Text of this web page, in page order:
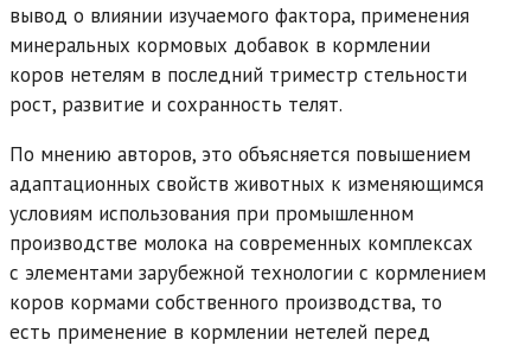
вывод о влиянии изучаемого фактора, применения
минеральных кормовых добавок в кормлении
коров нетелям в последний триместр стельности
рост, развитие и сохранность телят.
По мнению авторов, это объясняется повышением
адаптационных свойств животных к изменяющимся
условиям использования при промышленном
производстве молока на современных комплексах
с элементами зарубежной технологии с кормлением
коров кормами собственного производства, то
есть применение в кормлении нетелей перед